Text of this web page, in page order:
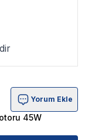
H Ürün
Yorum Ekle
45W